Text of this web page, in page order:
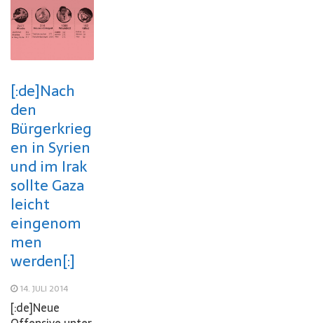
[:de]Nach
den
Bürgerkrieg
en in Syrien
und im Irak
sollte Gaza
leicht
eingenom
men
werden[:]
14. JULI 2014
[:de]Neue